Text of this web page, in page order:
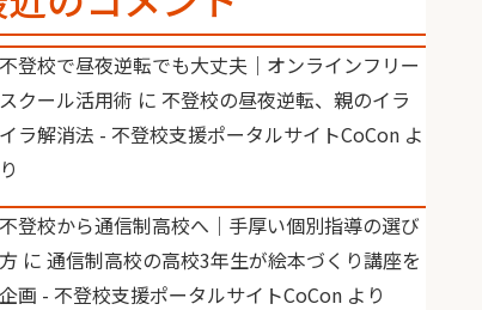
不登校で昼夜逆転でも大丈夫｜オンラインフリー
スクール活用術 に 不登校の昼夜逆転、親のイラ
イラ解消法 - 不登校支援ポータルサイトCoCon よ
り
不登校から通信制高校へ｜手厚い個別指導の選び
方 に通信制高校の高校3年生が絵本づくり講座を
企画 - 不登校支援ポータルサイトCoCon より